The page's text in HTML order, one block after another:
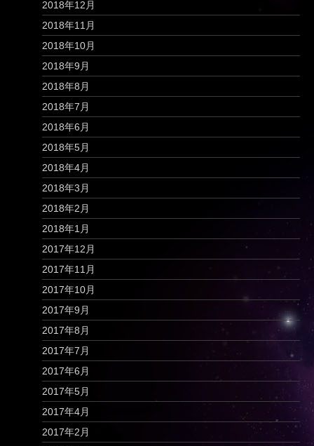
2018年12月
2018年11月
2018年10月
2018年9月
2018年8月
2018年7月
2018年6月
2018年5月
2018年4月
2018年3月
2018年2月
2018年1月
2017年12月
2017年11月
2017年10月
2017年9月
2017年8月
2017年7月
2017年6月
2017年5月
2017年4月
2017年2月